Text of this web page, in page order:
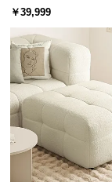
企
業
情
報
ファ ル・コルビジェ
￥39,999